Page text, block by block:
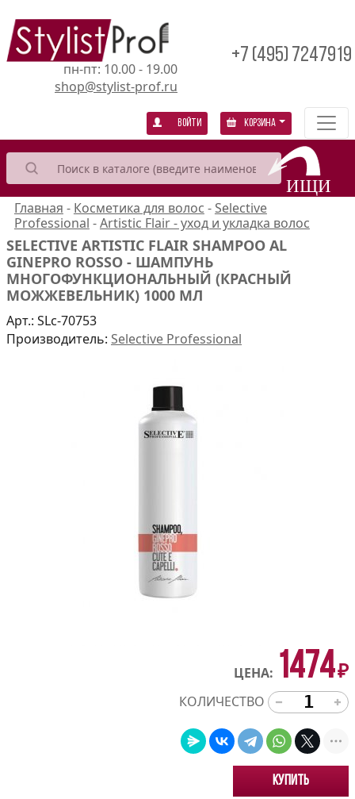
пн-пт: 10.00 - 19.00
shop@stylist-prof.ru
+7 (495) 7247919
Войти Корзина
Главная - Косметика для волос -Selective
Professional -Artistic Flair - уход и укладка волос
SELECTIVE ARTISTIC FLAIR SHAMPOO AL
GINEPRO ROSSO - ШАМПУНЬ
МНОГОФУНКЦИОНАЛЬНЫЙ (КРАСНЫЙ
МОЖЖЕВЕЛЬНИК) 1000 МЛ
Арт.: SLc-70753
Производитель: Selective Рrofessional
ЦЕНА: 1474₽
КОЛИЧЕСТВО
Купить